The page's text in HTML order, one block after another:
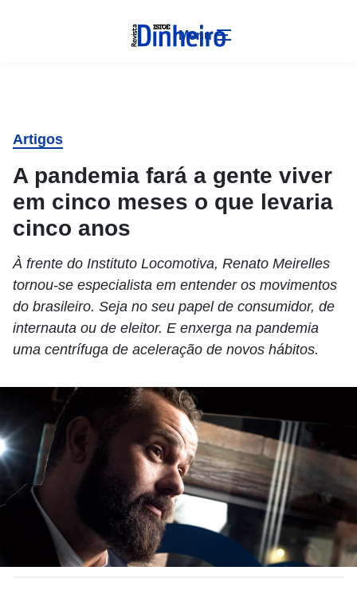
Menu
Artigos
A pandemia fará a gente viver
em cinco meses o que levaria
cinco anos
À frente do Instituto Locomotiva, Renato Meirelles
tornou-se especialista em entender os movimentos
do brasileiro. Seja no seu papel de consumidor, de
internauta ou de eleitor. E enxerga na pandemia
uma centrífuga de aceleração de novos hábitos.